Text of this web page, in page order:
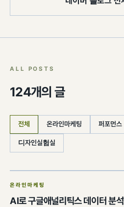
ALL POSTS
124개의 글
전체 온라인마케팅 퍼포먼스
디자인실험실
온라인마케팅
AI로 구글애널리틱스 데이터 분